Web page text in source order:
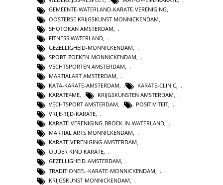
GEMEENTE-WATERLAND-KARATE-VERENIGING,
OOSTERSE KRIJGSKUNST MONNICKENDAM
SHOTOKAN AMSTERDAM
FITNESS WATERLAND
GEZELLIGHEID-MONNICKENDAM
SPORT-ZOEKEN-MONNICKENDAM
VECHTSPORTEN AMSTERDAM
MARTIALART AMSTERDAM
KATA-KARATE-AMSTERDAM
KARATE-CLINIC
KARATE4ME, KRIJGSKUNSTEN AMSTERDAM,
VECHTSPORT AMSTERDAM, POSITIVITEIT,
VRIJE-TIJD-KARATE,
KARATE-VERENIGING-BROEK-IN-WATERLAND,
MARTIAL ARTS MONNICKENDAM,
KARATE VERENIGING AMSTERDAM,
OUDER KIND KARATE,
GEZELLIGHEID-AMSTERDAM,
TRADITIONEEL-KARATE-MONNICKENDAM
KRIJGSKUNST MONNICKENDAM